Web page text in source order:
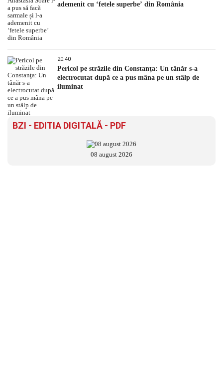
ademenit cu ‘fetele superbe’ din România
20:40
Pericol pe străzile din Constanţa: Un tânăr s-a
electrocutat după ce a pus mâna pe un stâlp de
iluminat
BZI - EDITIA DIGITALĂ - PDF
08 august 2026